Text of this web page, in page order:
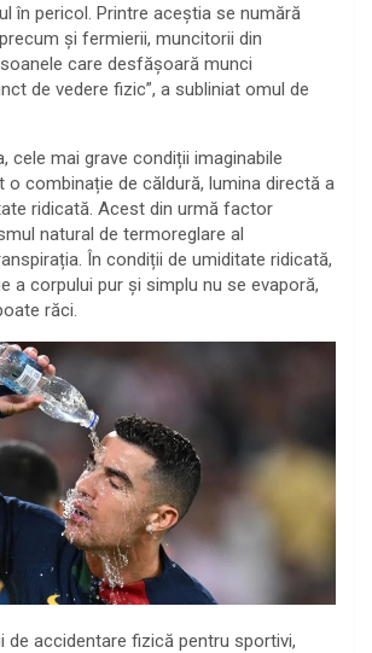
în pericol. Printre aceștia se numără
și fermierii, muncitorii din
care desfășoară munci
de vedere fizic”, a subliniat omul de
cele mai grave condiții imaginabile
combinație de căldură, lumina directă a
ridicată. Acest din urmă factor
natural de termoreglare al
În condiții de umiditate ridicată,
a corpului pur și simplu nu se evaporă,
răci.
de accidentare fizică pentru sportivi,